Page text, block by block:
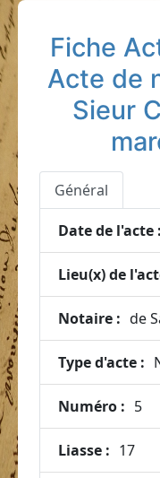
Fiche
Acte de
Sieur
Général
Date de l'acte :
Lieu(x) de
Notaire : de
Type d'acte :
Numéro : 5
Liasse : 17